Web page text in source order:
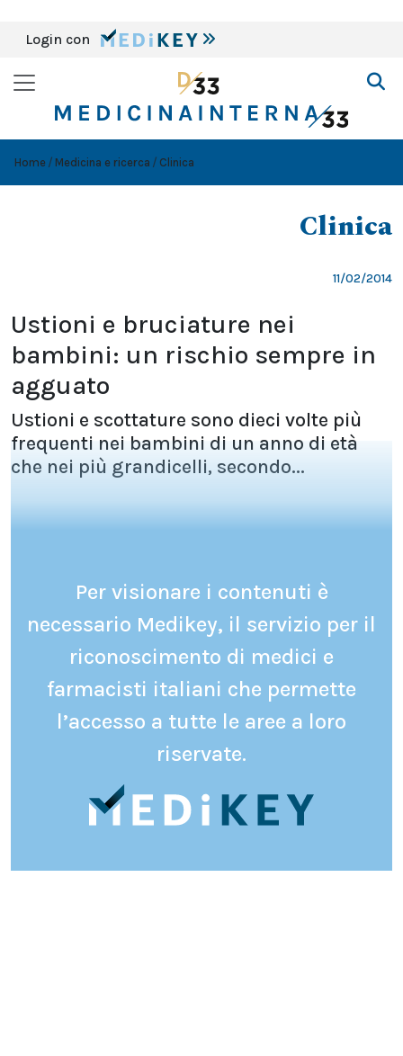
Login con
Home Medicina e ricerca Clinica
Clinica
11/02/2014
Ustioni e bruciature nei
bambini: un rischio sempre in
agguato
Ustioni e scottature sono dieci volte più
frequenti nei bambini di un anno di età
che nei più grandicelli, secondo...
Per visionare i contenuti è
necessario Medikey, il servizio per il
riconoscimento di medici e
farmacisti italiani che permette
l’accesso a tutte le aree a loro
riservate.